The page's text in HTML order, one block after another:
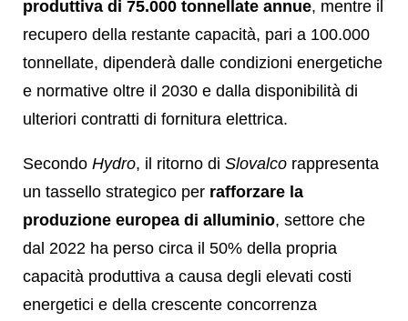
produttiva di 75.000 tonnellate annue, mentre il
recupero della restante capacità, pari a 100.000
tonnellate, dipenderà dalle condizioni energetiche
e normative oltre il 2030 e dalla disponibilità di
ulteriori contratti di fornitura elettrica.
Secondo Hydro, il ritorno di Slovalco rappresenta
un tassello strategico per rafforzare la
produzione europea di alluminio, settore che
dal 2022 ha perso circa il 50% della propria
capacità produttiva a causa degli elevati costi
energetici e della crescente concorrenza